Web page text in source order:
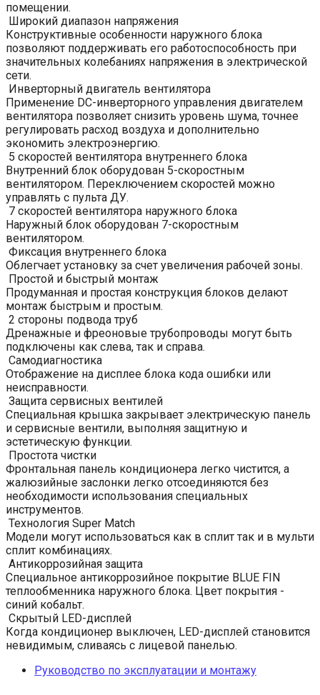
помещении.
Широкий диапазон напряжения
Конструктивные особенности наружного блока
позволяют поддерживать его работоспособность при
значительных колебаниях напряжения в электрической
сети.
Инверторный двигатель вентилятора
Применение DC-инверторного управления двигателем
вентилятора позволяет снизить уровень шума, точнее
регулировать расход воздуха и дополнительно
экономить электроэнергию.
5 скоростей вентилятора внутреннего блока
Внутренний блок оборудован 5-скоростным
вентилятором. Переключением скоростей можно
управлять с пульта ДУ.
7 скоростей вентилятора наружного блока
Наружный блок оборудован 7-скоростным
вентилятором.
Фиксация внутреннего блока
Облегчает установку за счет увеличения рабочей зоны.
Простой и быстрый монтаж
Продуманная и простая конструкция блоков делают
монтаж быстрым и простым.
2 стороны подвода труб
Дренажные и фреоновые трубопроводы могут быть
подключены как слева, так и справа.
Самодиагностика
Отображение на дисплее блока кода ошибки или
неисправности.
Защита сервисных вентилей
Специальная крышка закрывает электрическую панель
и сервисные вентили, выполняя защитную и
эстетическую функции.
Простота чистки
Фронтальная панель кондиционера легко чистится, а
жалюзийные заслонки легко отсоединяются без
необходимости использования специальных
инструментов.
Технология Super Match
Модели могут использоваться как в сплит так и в мульти
сплит комбинациях.
Антикоррозийная защита
Специальное антикоррозийное покрытие BLUE FIN
теплообменника наружного блока. Цвет покрытия -
синий кобальт.
Скрытый LED-дисплей
Когда кондиционер выключен, LED-дисплей становится
невидимым, сливаясь с лицевой панелью.
Руководство по эксплуатации и монтажу